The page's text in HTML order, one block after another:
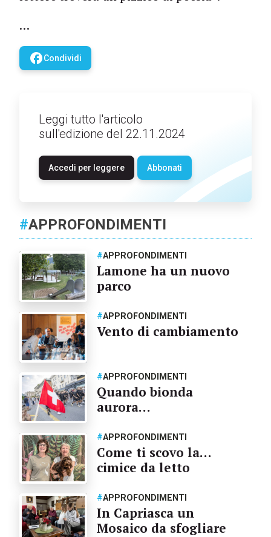
…
facebookCondividi
Leggi tutto l'articolo
sull'edizione del 22.11.2024
Accedi per leggere Abbonati
#APPROFONDIMENTI
#APPROFONDIMENTI
Lamone ha un nuovo
parco
#APPROFONDIMENTI
Vento di cambiamento
#APPROFONDIMENTI
Quando bionda
aurora…
#APPROFONDIMENTI
Come ti scovo la…
cimice da letto
#APPROFONDIMENTI
In Capriasca un
Mosaico da sfogliare